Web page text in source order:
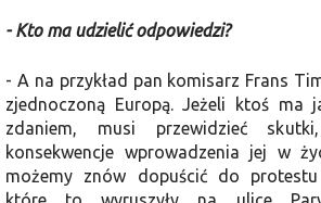
- Kto ma udzielić odpowiedzi?
- A na przykład pan komisarz Frans
zjednoczoną Europą. Jeżeli ktoś ma
zdaniem, musi przewidzieć
konsekwencje wprowadzenia jej w
możemy znów dopuścić do protestu